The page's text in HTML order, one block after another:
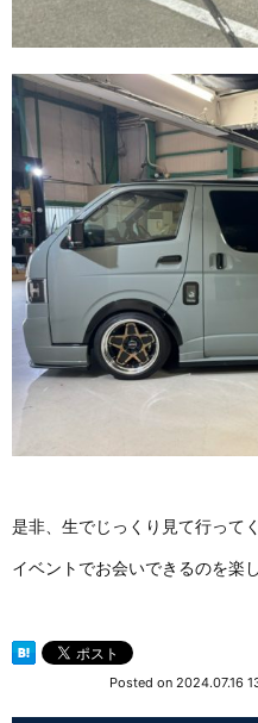
是非、生でじっくり見て行って
イベントでお会いできるのを楽
Posted on 2024.07.16